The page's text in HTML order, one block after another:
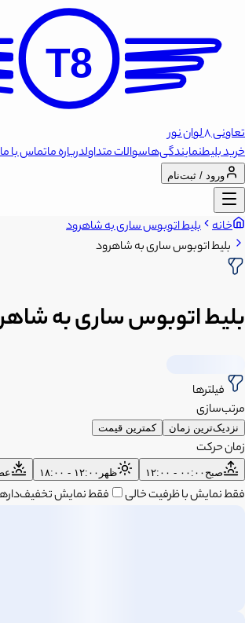
T8
تعاونی 8 لوان نور
خرید بلیطنمایندگی‌هاسوالات متداولدرباره ماتماس با ما
ورود / ثبت‌نام
خانه بلیط اتوبوس ساری به شاهرود
بلیط اتوبوس ساری به شاهرود
بلیط اتوبوس ساری به
فیلترها
مرتب‌سازی
نزدیک‌ترین زمان کمترین قیمت
زمان حرکت
صبح ۰۰:۰۰ - ۱۲:۰۰ ظهر ۱۲:۰۰ - ۱۸:۰۰
فقط نمایش با ظرفیت خالی فقط نمایش